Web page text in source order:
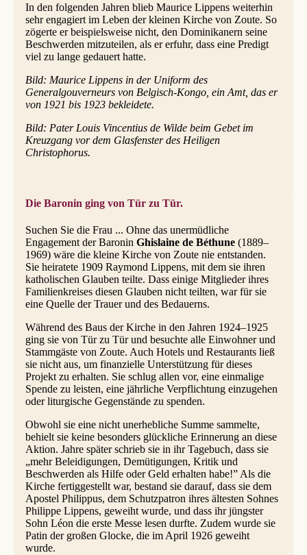
In den folgenden Jahren blieb Maurice Lippens weiterhin
sehr engagiert im Leben der kleinen Kirche von Zoute. So
zögerte er beispielsweise nicht, den Dominikanern seine
Beschwerden mitzuteilen, als er erfuhr, dass eine Predigt
viel zu lange gedauert hatte.
Bild: Maurice Lippens in der Uniform des
Generalgouverneurs von Belgisch-Kongo, ein Amt, das er
von 1921 bis 1923 bekleidete.
Bild: Pater Louis Vincentius de Wilde beim Gebet im
Kreuzgang vor dem Glasfenster des Heiligen
Christophorus.
Die Baronin ging von Tür zu Tür.
Suchen Sie die Frau ... Ohne das unermüdliche
Engagement der Baronin Ghislaine de Béthune(1889–
1969) wäre die kleine Kirche von Zoute nie entstanden.
Sie heiratete 1909 Raymond Lippens, mit dem sie ihren
katholischen Glauben teilte. Dass einige Mitglieder ihres
Familienkreises diesen Glauben nicht teilten, war für sie
eine Quelle der Trauer und des Bedauerns.
Während des Baus der Kirche in den Jahren 1924–1925
ging sie von Tür zu Tür und besuchte alle Einwohner und
Stammgäste von Zoute. Auch Hotels und Restaurants ließ
sie nicht aus, um finanzielle Unterstützung für dieses
Projekt zu erhalten. Sie schlug allen vor, eine einmalige
Spende zu leisten, eine jährliche Verpflichtung einzugehen
oder liturgische Gegenstände zu spenden.
Obwohl sie eine nicht unerhebliche Summe sammelte,
behielt sie keine besonders glückliche Erinnerung an diese
Aktion. Jahre später schrieb sie in ihr Tagebuch, dass sie
„mehr Beleidigungen, Demütigungen, Kritik und
Beschwerden als Hilfe oder Geld erhalten habe!” Als die
Kirche fertiggestellt war, bestand sie darauf, dass sie dem
Apostel Philippus, dem Schutzpatron ihres ältesten Sohnes
Philippe Lippens, geweiht wurde, und dass ihr jüngster
Sohn Léon die erste Messe lesen durfte. Zudem wurde sie
Patin der großen Glocke, die im April 1926 geweiht
wurde.